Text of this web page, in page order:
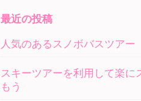
最近の投稿
人気のあるスノボバスツアー
スキーツアーを利用して楽に
もう